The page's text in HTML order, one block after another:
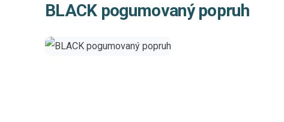
BLACK pogumovaný popruh